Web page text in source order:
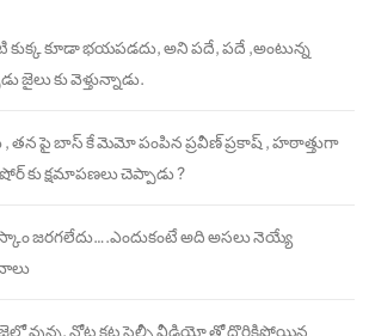
కుక్క కూడా భయపడదు, అని పదే, పదే ,అంటున్న
జైలు కు వెళ్తున్నాడు.
, తన పై బాస్ కే మెమో పంపిన ప్రవీణ్ ప్రకాష్ , హఠాత్తుగా
కు క్షమాపణలు చెప్పాడు ?
జరగలేదు….ఎందుకంటే అది అసలు నెయ్యే
జైల్లో వున్న, నోట్ల కట్ల సెల్ఫీ వీడియో తో దొరికిపోయిన